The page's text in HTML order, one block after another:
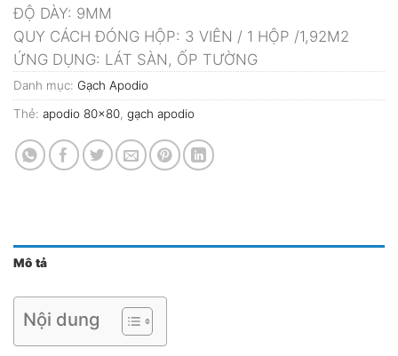
ĐỘ DÀY: 9MM
QUY CÁCH ĐÓNG HỘP: 3 VIÊN / 1 HỘP /1,92M2
ỨNG DỤNG: LÁT SÀN, ỐP TƯỜNG
Danh mục: Gạch Apodio
Thẻ: apodio 80x80 gạch apodio
Mô tả
Nội dung